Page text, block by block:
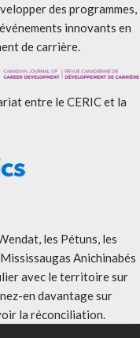
des programmes,
innovants en
de carrière.
entre le CERIC et la
les Pétuns, les
Anichinabés
avec le territoire sur
en davantage sur
la réconciliation.